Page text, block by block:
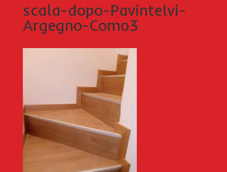
scala-dopo-Pavintelvi-
Argegno-Como3